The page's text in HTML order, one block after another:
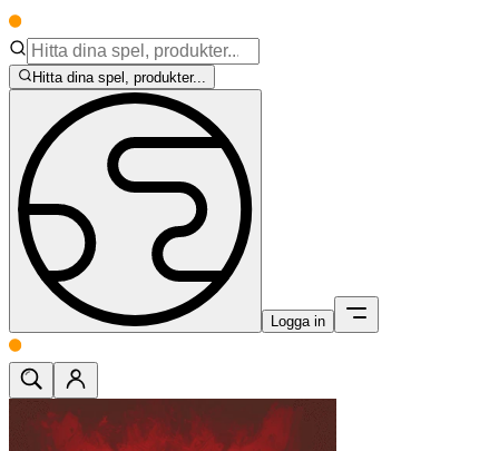
Hitta dina spel, produkter...
Logga in